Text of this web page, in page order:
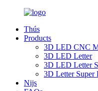
Thús
Products
3D LED CNC
3D LED Letter
3D LED Letter
3D Letter Super
Nijs